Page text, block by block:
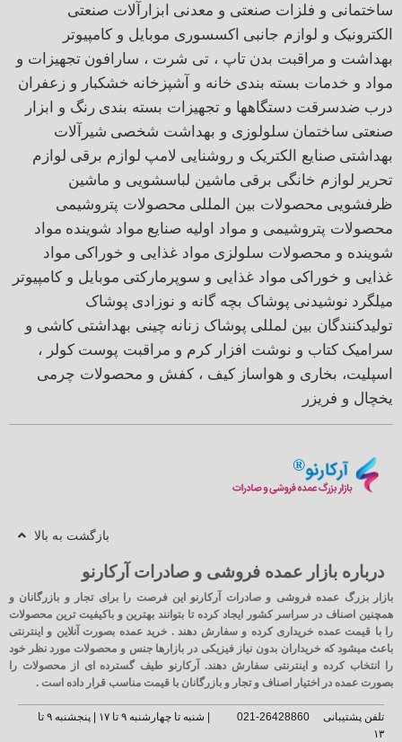
ساختمانی و فلزات صنعتی و معدنی ابزارآلات صنعتی
الکترونیک و لوازم جانبی اکسسوری موبایل و کامپیوتر
بهداشت و مراقبت بدن تاپ ، تی شرت ، سارافون تجهیزات و
مواد و خدمات بسته بندی خانه و آشپزخانه خشکبار و زعفران
درب ضدسرقت دستگاهها و تجهیزات بسته بندی رنگ و ابزار
صنعتی ساختمان سلولوزی و بهداشت شخصی شیرآلات
بهداشتی صنایع الکتریک و روشنایی لامپ لوازم برقی لوازم
تحریر لوازم خانگی برقی ماشین لباسشویی و ماشین
ظرفشویی محصولات بین المللی محصولات پتروشیمی
محصولات پتروشیمی و مواد اولیه صنایع مواد شوینده مواد
شوینده و محصولات سلولزی مواد غذایی و خوراکی مواد
غذایی و خوراکی مواد غذایی و سوپرمارکتی موبایل و کامپیوتر
میلگرد نوشیدنی پوشاک بچه گانه و نوزادی پوشاک
تولیدکنندگان بین لمللی پوشاک زنانه چینی بهداشتی کاشی و
سرامیک کتاب و نوشت افزار کرم و مراقبت پوست کولر ،
اسپلیت، بخاری و هواساز کیف ، کفش و محصولات چرمی
یخچال و فریزر
بازگشت به بالا
درباره بازار عمده فروشی و صادرات آرکارنو
بازار بزرگ عمده فروشی و صادرات آرکارنو این فرصت را برای تجار و بازرگانان و
همچنین اصناف در سراسر کشور ایجاد کرده تا بتوانند بهترین و باکیفیت ترین محصولات
را با قیمت عمده خریداری کرده و سفارش دهند . خرید عمده بصورت آنلاین و اینترنتی
باعث میشود که خریداران بدون نیاز فیزیکی در بازارها جنس و محصولات مورد نظر خود
را انتخاب کرده و اینترنتی سفارش دهند. آرکارنو طیف گسترده ای از محصولات را
بصورت عمده در اختیار اصناف و تجار و بازرگانان با قیمت مناسب قرار داده است .
تلفن پشتیبانی 26428860-021
| شنبه تا چهارشنبه ۹ تا ۱۷ | پنجشنبه ۹ تا
۱۳